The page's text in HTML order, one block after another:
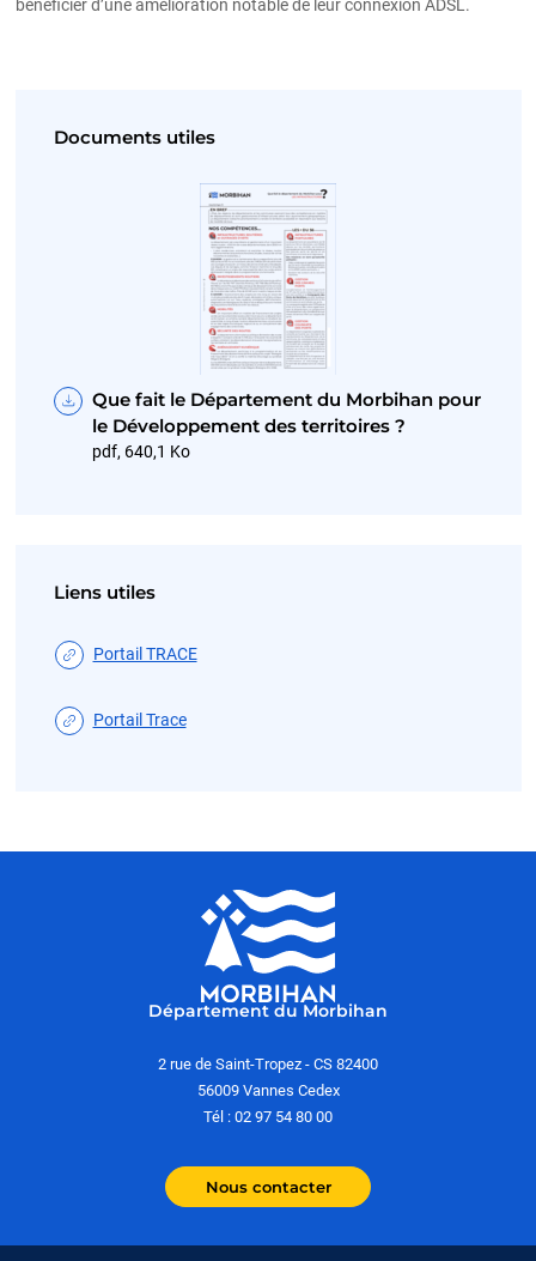
bénéficier d’une amélioration notable de leur connexion ADSL.
Documents utiles
Que fait le Département du Morbihan pour
le Développement des territoires ?
pdf, 640,1 Ko
Liens utiles
Portail TRACE
Portail Trace
Département du Morbihan
2 rue de Saint-Tropez - CS 82400
56009 Vannes Cedex
Tél : 02 97 54 80 00
Nous contacter